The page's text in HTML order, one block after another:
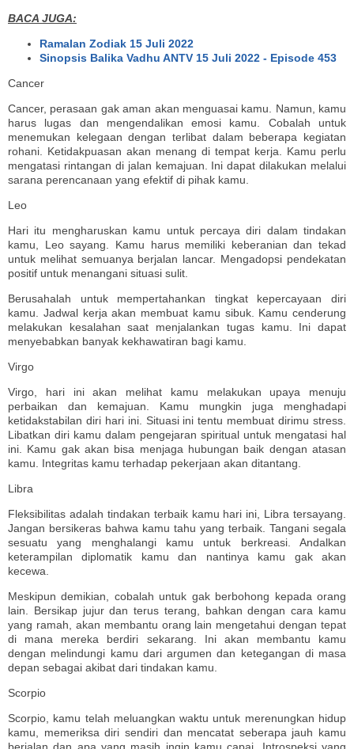
BACA JUGA:
Ramalan Zodiak 15 Juli 2022
Sinopsis Balika Vadhu ANTV 15 Juli 2022 - Episode 453
Cancer
Cancer, perasaan gak aman akan menguasai kamu. Namun, kamu
harus lugas dan mengendalikan emosi kamu. Cobalah untuk
menemukan kelegaan dengan terlibat dalam beberapa kegiatan
rohani. Ketidakpuasan akan menang di tempat kerja. Kamu perlu
mengatasi rintangan di jalan kemajuan. Ini dapat dilakukan melalui
sarana perencanaan yang efektif di pihak kamu.
Leo
Hari itu mengharuskan kamu untuk percaya diri dalam tindakan
kamu, Leo sayang. Kamu harus memiliki keberanian dan tekad
untuk melihat semuanya berjalan lancar. Mengadopsi pendekatan
positif untuk menangani situasi sulit.
Berusahalah untuk mempertahankan tingkat kepercayaan diri
kamu. Jadwal kerja akan membuat kamu sibuk. Kamu cenderung
melakukan kesalahan saat menjalankan tugas kamu. Ini dapat
menyebabkan banyak kekhawatiran bagi kamu.
Virgo
Virgo, hari ini akan melihat kamu melakukan upaya menuju
perbaikan dan kemajuan. Kamu mungkin juga menghadapi
ketidakstabilan diri hari ini. Situasi ini tentu membuat dirimu stress.
Libatkan diri kamu dalam pengejaran spiritual untuk mengatasi hal
ini. Kamu gak akan bisa menjaga hubungan baik dengan atasan
kamu. Integritas kamu terhadap pekerjaan akan ditantang.
Libra
Fleksibilitas adalah tindakan terbaik kamu hari ini, Libra tersayang.
Jangan bersikeras bahwa kamu tahu yang terbaik. Tangani segala
sesuatu yang menghalangi kamu untuk berkreasi. Andalkan
keterampilan diplomatik kamu dan nantinya kamu gak akan
kecewa.
Meskipun demikian, cobalah untuk gak berbohong kepada orang
lain. Bersikap jujur ​​dan terus terang, bahkan dengan cara kamu
yang ramah, akan membantu orang lain mengetahui dengan tepat
di mana mereka berdiri sekarang. Ini akan membantu kamu
dengan melindungi kamu dari argumen dan ketegangan di masa
depan sebagai akibat dari tindakan kamu.
Scorpio
Scorpio, kamu telah meluangkan waktu untuk merenungkan hidup
kamu, memeriksa diri sendiri dan mencatat seberapa jauh kamu